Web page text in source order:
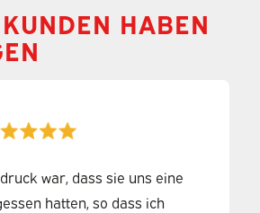
HABEN
war, dass sie uns eine
hatten, so dass ich